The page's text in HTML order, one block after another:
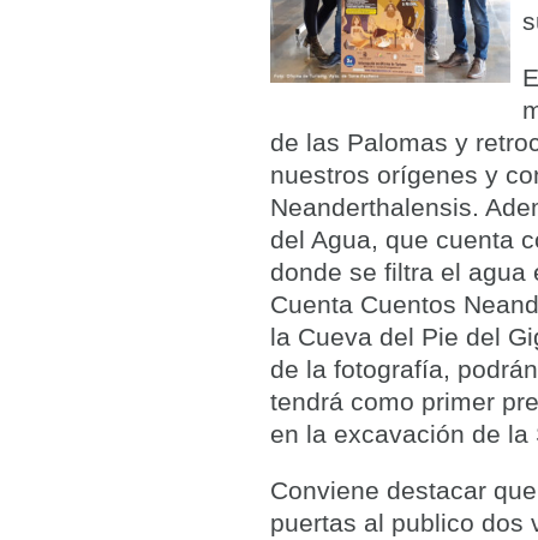
de las Palomas y
nuestros orígenes y
Neanderthalensis.
del Agua, que cuenta
donde se filtra el agua
Cuenta Cuentos
la Cueva del Pie del
de la fotografía,
tendrá como primer
en la excavación de
Conviene destacar
puertas al publico dos